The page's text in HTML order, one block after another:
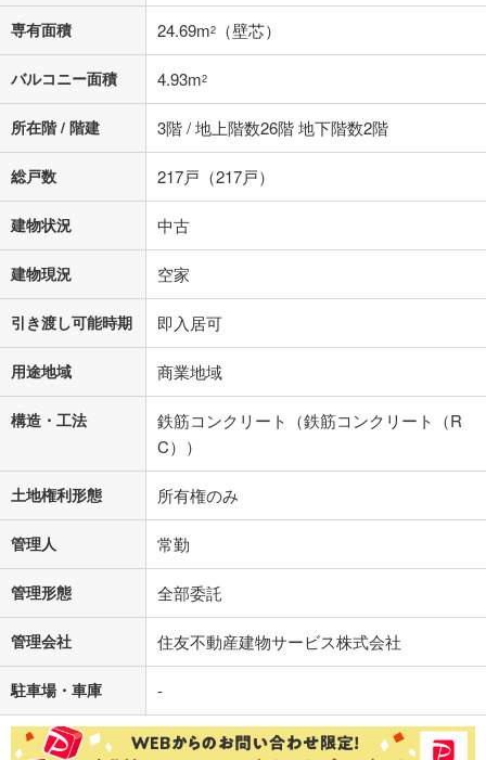
専有面積 24.69m2 （壁芯）
バルコニー面積 4.93m2
所在階 / 階建 3階 / 地上階数26階 地下階数2階
総戸数 217戸（217戸）
建物状況 中古
建物現況 空家
引き渡し可能時期 即入居可
用途地域 商業地域
構造・工法
鉄筋コンクリート（鉄筋コンクリート（R
C））
土地権利形態 所有権のみ
管理人 常勤
管理形態 全部委託
管理会社 住友不動産建物サービス株式会社
駐車場・車庫 -